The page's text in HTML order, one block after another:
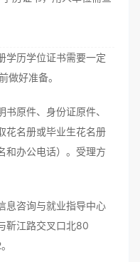
学历学位证书需要一定
做好准备。
原件、身份证原件、
花名册或毕业生花名册
和办公电话）。受理方
息咨询与就业指导中心
靳江路交叉口北80